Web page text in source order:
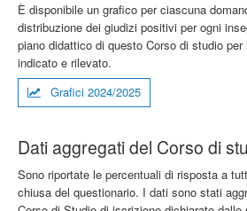
È disponibile un grafico per ciascuna
distribuzione dei giudizi positivi per ogni
piano didattico di questo Corso di studio
indicato e rilevato.
Grafici 2024/2025
Dati aggregati del Corso di
Sono riportate le percentuali di risposta a
chiusa del questionario. I dati sono stati